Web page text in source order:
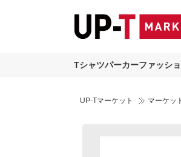
Tシャツパーカーファッシ
UP-Tマーケット マーケッ